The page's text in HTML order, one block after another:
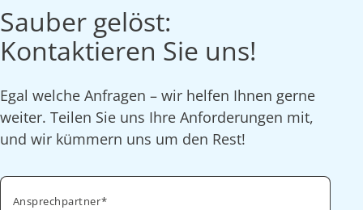
Sauber gelöst:
Kontaktieren Sie uns!
Egal welche Anfragen – wir helfen Ihnen gerne
weiter. Teilen Sie uns Ihre Anforderungen mit,
und wir kümmern uns um den Rest!
Ansprechpartner